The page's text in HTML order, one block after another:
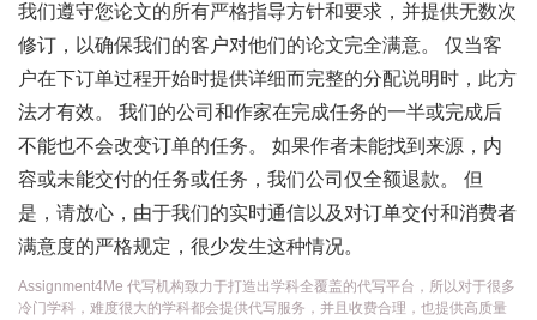
我们遵守您论文的所有严格指导方针和要求，并提供无数次
修订，以确保我们的客户对他们的论文完全满意。 仅当客
户在下订单过程开始时提供详细而完整的分配说明时，此方
法才有效。 我们的公司和作家在完成任务的一半或完成后
不能也不会改变订单的任务。 如果作者未能找到来源，内
容或未能交付的任务或任务，我们公司仅全额退款。 但
是，请放心，由于我们的实时通信以及对订单交付和消费者
满意度的严格规定，很少发生这种情况。
Assignment4Me 代写机构致力于打造出学科全覆盖的代写平台，所以对于很多
冷门学科，难度很大的学科都会提供代写服务，并且收费合理，也提供高质量